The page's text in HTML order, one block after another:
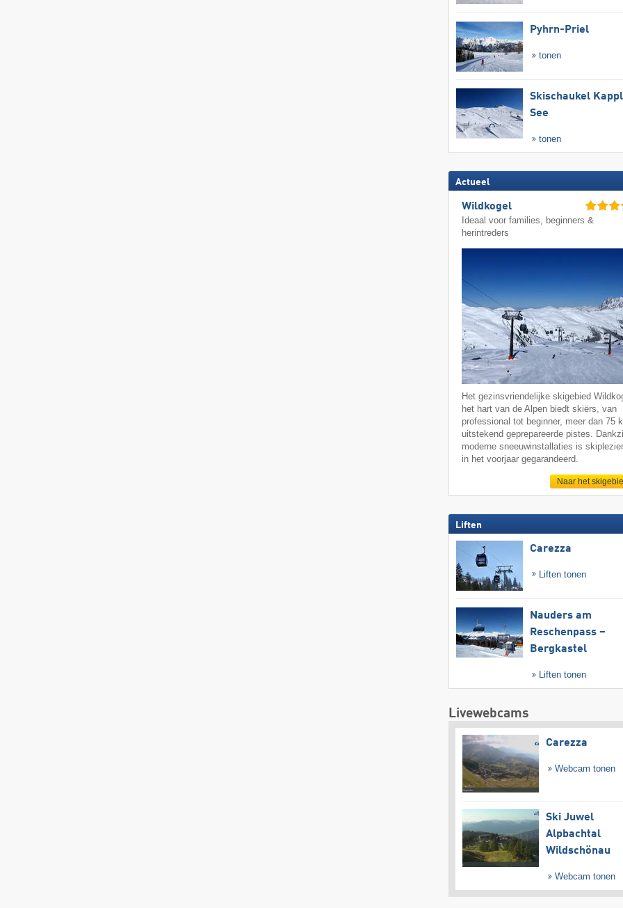
Pyhrn-Priel
tonen
Skischaukel
See
tonen
Actueel
Wildkogel
Ideaal voor families, beginners &
herintreders
Het gezinsvriendelijke skigebied
het hart van de Alpen biedt skiërs, van
professional tot beginner, meer dan 75
uitstekend geprepareerde pistes.
moderne sneeuwinstallaties is
in het voorjaar gegarandeerd.
Naar het
Liften
Carezza
Liften tonen
Nauders am
Reschenpass –
Bergkastel
Liften tonen
Livewebcams
Carezza
Webcam tonen
Ski Juwel
Alpbachtal
Wildschönau
Webcam tonen